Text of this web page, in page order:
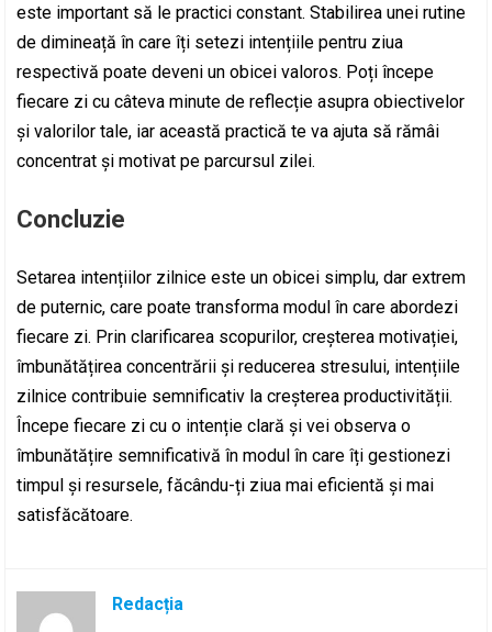
este important să le practici constant. Stabilirea unei rutine
de dimineață în care îți setezi intențiile pentru ziua
respectivă poate deveni un obicei valoros. Poți începe
fiecare zi cu câteva minute de reflecție asupra obiectivelor
și valorilor tale, iar această practică te va ajuta să rămâi
concentrat și motivat pe parcursul zilei.
Concluzie
Setarea intențiilor zilnice este un obicei simplu, dar extrem
de puternic, care poate transforma modul în care abordezi
fiecare zi. Prin clarificarea scopurilor, creșterea motivației,
îmbunătățirea concentrării și reducerea stresului, intențiile
zilnice contribuie semnificativ la creșterea productivității.
Începe fiecare zi cu o intenție clară și vei observa o
îmbunătățire semnificativă în modul în care îți gestionezi
timpul și resursele, făcându-ți ziua mai eficientă și mai
satisfăcătoare.
Redacția